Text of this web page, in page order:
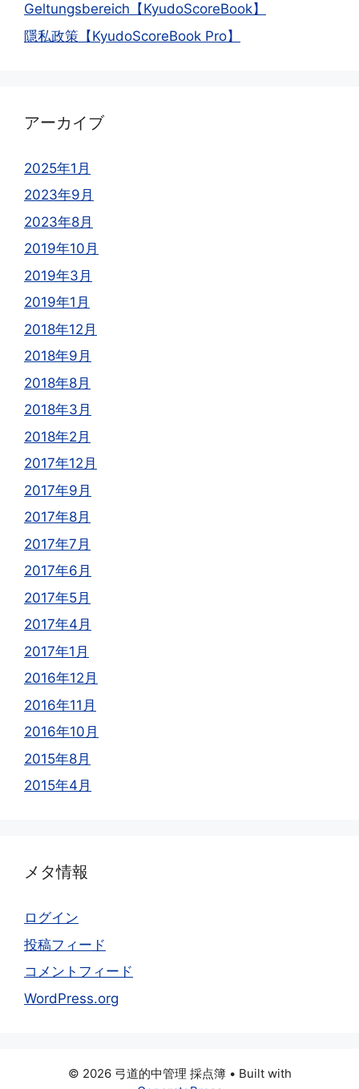
Geltungsbereich【KyudoScoreBook】
隱私政策【KyudoScoreBook Pro】
アーカイブ
2025年1月
2023年9月
2023年8月
2019年10月
2019年3月
2019年1月
2018年12月
2018年9月
2018年8月
2018年3月
2018年2月
2017年12月
2017年9月
2017年8月
2017年7月
2017年6月
2017年5月
2017年4月
2017年1月
2016年12月
2016年11月
2016年10月
2015年8月
2015年4月
メタ情報
ログイン
投稿フィード
コメントフィード
WordPress.org
© 2026 弓道的中管理 採点簿• Built with